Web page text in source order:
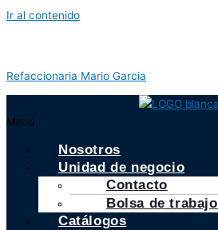
Ir al contenido
Refaccionaria Mario Garcia
Menú
Nosotros
Unidad de negocio
Contacto
Bolsa de trabajo
Catálogos